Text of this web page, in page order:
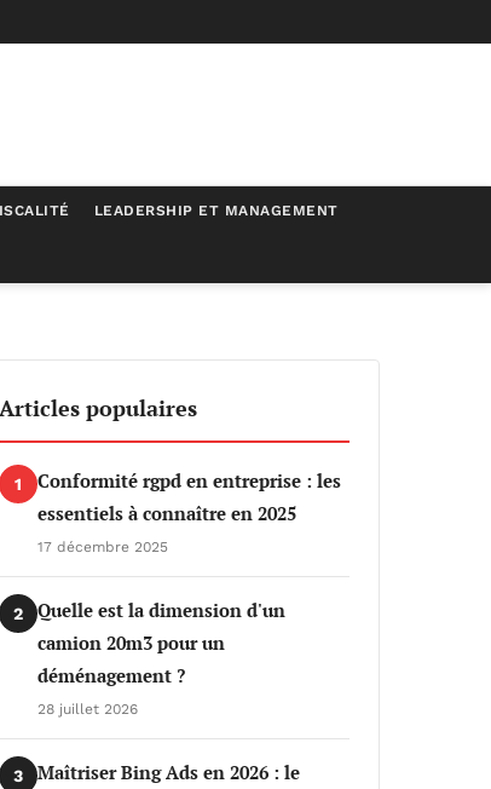
LEADERSHIP ET MANAGEMENT
Articles populaires
1
Conformité rgpd en entreprise : les
essentiels à connaître en 2025
17 décembre 2025
2
Quelle est la dimension d'un
camion 20m3 pour un
déménagement ?
28 juillet 2026
3
Maîtriser Bing Ads en 2026 : le